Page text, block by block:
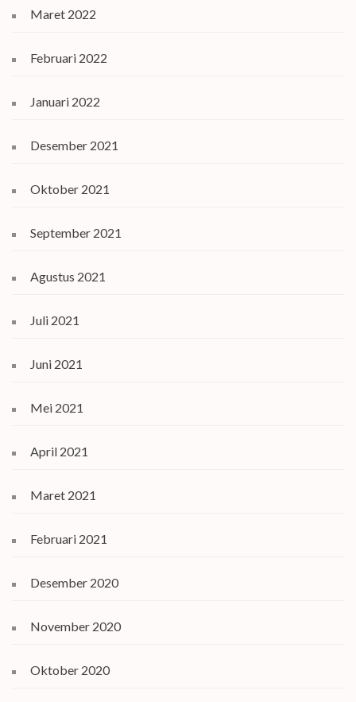
Maret 2022
Februari 2022
Januari 2022
Desember 2021
Oktober 2021
September 2021
Agustus 2021
Juli 2021
Juni 2021
Mei 2021
April 2021
Maret 2021
Februari 2021
Desember 2020
November 2020
Oktober 2020